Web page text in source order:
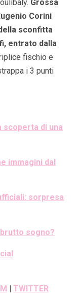
Grossa
Corini
sconfitta
entrato dalla
fischio e
i 3 punti
scoperta di una
immagini dal
sorpresa
sogno?
| TWITTER